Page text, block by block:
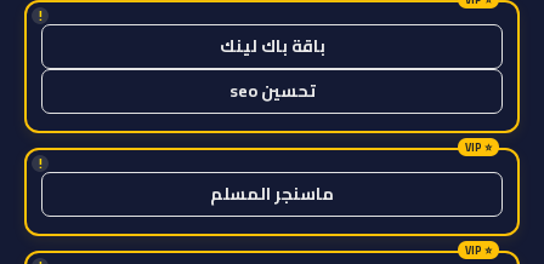
!
باقة باك لينك
تحسين seo
!
ماسنجر المسلم